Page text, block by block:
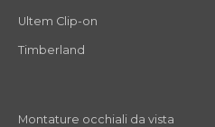
Ultem Clip-on
Timberland
Montature occhiali da vista